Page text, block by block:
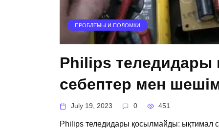
ПРОБЛЕМЫ И ПОЛОМКИ
Philips
себептер мен
July 19, 2023 0 451
Philips теледидары қосылмайды: ықтимал